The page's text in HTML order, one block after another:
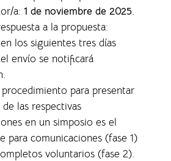
a: 1 de noviembre de 2025.
a la propuesta:
los siguientes tres días
envío se notificará
para presentar
las respectivas
en un simposio es el
para comunicaciones (fase 1)
voluntarios (fase 2).